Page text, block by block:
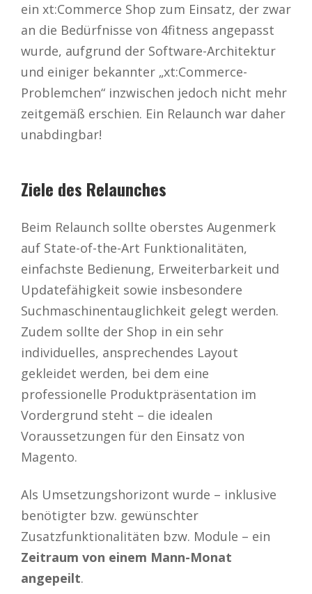
ein xt:Commerce Shop zum Einsatz, der zwar
an die Bedürfnisse von 4fitness angepasst
wurde, aufgrund der Software-Architektur
und einiger bekannter „xt:Commerce-
Problemchen“ inzwischen jedoch nicht mehr
zeitgemäß erschien. Ein Relaunch war daher
unabdingbar!
Ziele des Relaunches
Beim Relaunch sollte oberstes Augenmerk
auf State-of-the-Art Funktionalitäten,
einfachste Bedienung, Erweiterbarkeit und
Updatefähigkeit sowie insbesondere
Suchmaschinentauglichkeit gelegt werden.
Zudem sollte der Shop in ein sehr
individuelles, ansprechendes Layout
gekleidet werden, bei dem eine
professionelle Produktpräsentation im
Vordergrund steht – die idealen
Voraussetzungen für den Einsatz von
Magento.
Als Umsetzungshorizont wurde – inklusive
benötigter bzw. gewünschter
Zusatzfunktionalitäten bzw. Module – ein
Zeitraum von einem Mann-Monat
angepeilt.